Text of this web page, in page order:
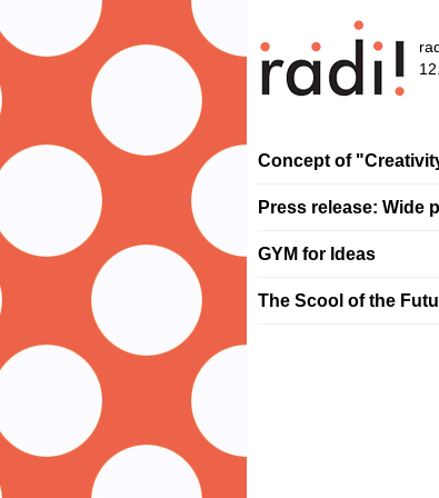
Concept of
Press release: Wide
GYM for Ideas
The Scool of the